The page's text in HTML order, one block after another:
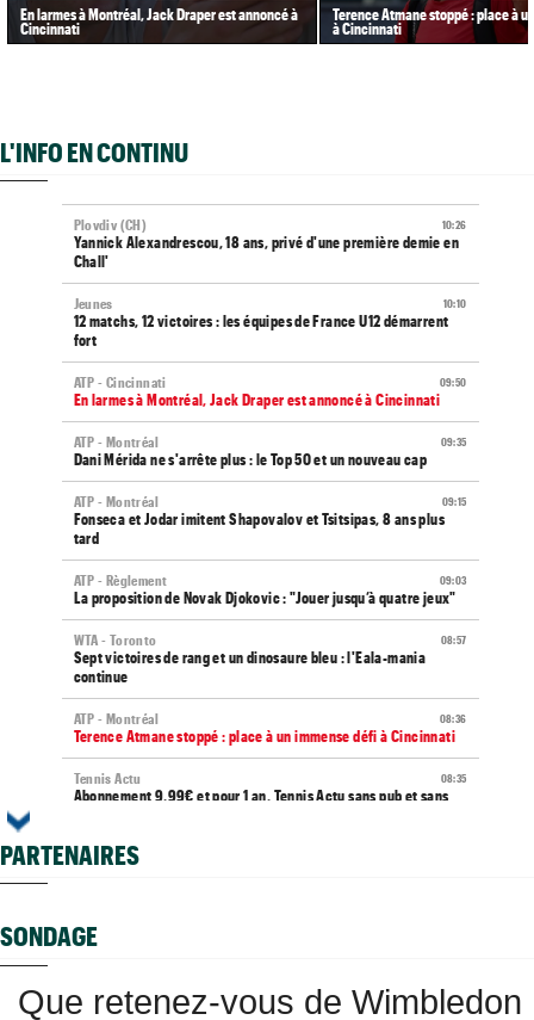
En larmes à Montréal, Jack Draper est annoncé à
Cincinnati
Terence Atmane stoppé : place à
à Cincinnati
L'INFO EN CONTINU
10:26
Plovdiv (CH)
Yannick Alexandrescou, 18 ans, privé d'une première demie en
Chall'
10:10
Jeunes
12 matchs, 12 victoires : les équipes de France U12 démarrent
fort
09:50
ATP - Cincinnati
En larmes à Montréal, Jack Draper est annoncé à Cincinnati
09:35
ATP - Montréal
Dani Mérida ne s'arrête plus : le Top 50 et un nouveau cap
09:15
ATP - Montréal
Fonseca et Jodar imitent Shapovalov et Tsitsipas, 8 ans plus
tard
09:03
ATP - Règlement
La proposition de Novak Djokovic : "Jouer jusqu’à quatre jeux"
08:57
WTA - Toronto
Sept victoires de rang et un dinosaure bleu : l'Eala-mania
continue
08:36
ATP - Montréal
Terence Atmane stoppé : place à un immense défi à Cincinnati
08:35
Tennis Actu
Abonnement 9,99€ et pour 1 an, Tennis Actu sans pub et sans
ATP - Cincinnati
Tous les résultats du vendredi 7 août 2026 et de la nuit
Les galères continuent pour Sebastian Korda, opéré du dos
PARTENAIRES
SONDAGE
Que retenez-vous de Wimbledon